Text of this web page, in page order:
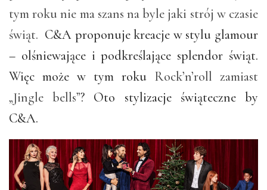
tym roku nie ma szans na byle jaki strój w czasie
świąt. C&A proponuje kreacje w stylu glamour
– olśniewające i podkreślające splendor świąt.
Więc może w tym roku Rock’n’roll zamiast
„Jingle bells”? Oto stylizacje świąteczne by
C&A.